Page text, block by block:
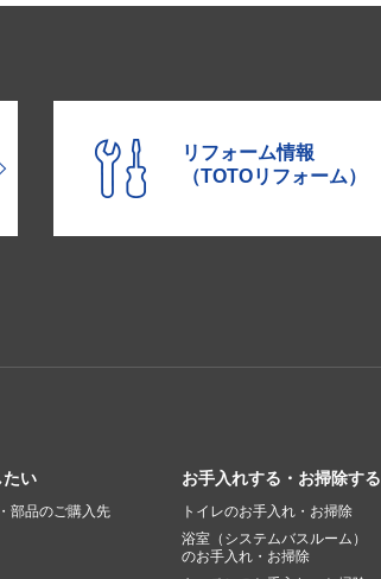
リフォーム情報
（TOTOリフォーム）
たい
部品のご購入先
お手入れする・お掃除する
トイレのお手入れ・お掃除
浴室（システムバスルーム）
のお手入れ・お掃除